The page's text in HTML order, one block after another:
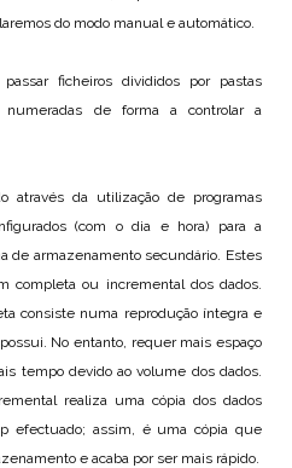
do modo manual e automático.
ficheiros divididos por pastas
numeradas de forma a controlar a
através da utilização de programas
(com o dia e hora) para a
de armazenamento secundário. Estes
completa ou incremental dos dados.
consiste numa reprodução íntegra e
No entanto, requer mais espaço
tempo devido ao volume dos dados.
realiza uma cópia dos dados
efectuado; assim, é uma cópia que
e acaba por ser mais rápido.